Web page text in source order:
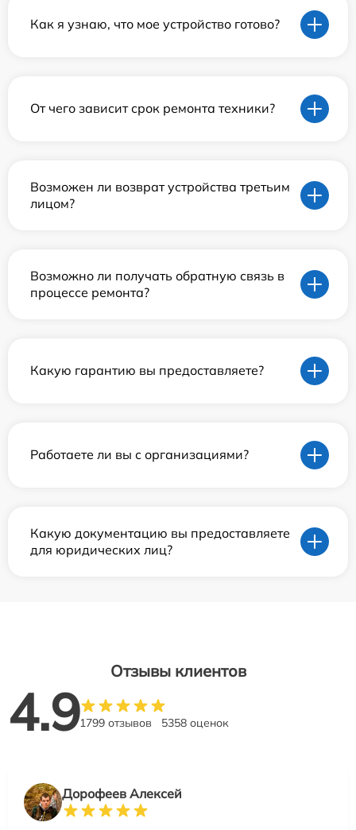
Как я узнаю, что мое устройство готово?
От чего зависит срок ремонта техники?
Возможен ли возврат устройства третьим
лицом?
Возможно ли получать обратную связь в
процессе ремонта?
Какую гарантию вы предоставляете?
Работаете ли вы с организациями?
Какую документацию вы предоставляете
для юридических лиц?
Отзывы клиентов
4.91799 отзывов 5358 оценок
Дорофеев Алексей